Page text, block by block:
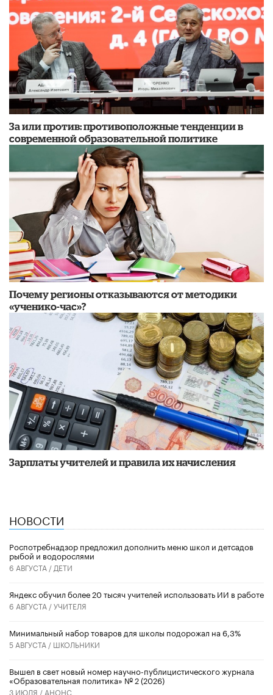
За или против: противоположные тенденции в
современной образовательной политике
Почему регионы отказываются от методики
«ученико-час»?
Зарплаты учителей и правила их начисления
НОВОСТИ
Роспотребнадзор предложил дополнить меню школ и детсадов
рыбой и водорослями
6 АВГУСТА / ДЕТИ
​Яндекс обучил более 20 тысяч учителей использовать ИИ в работе
6 АВГУСТА /УЧИТЕЛЯ
Минимальный набор товаров для школы подорожал на 6,3%
5 АВГУСТА / ШКОЛЬНИКИ
Вышел в свет новый номер научно-публицистического журнала
«Образовательная политика» № 2 (2026)
3 ИЮЛЯ / АНОНС